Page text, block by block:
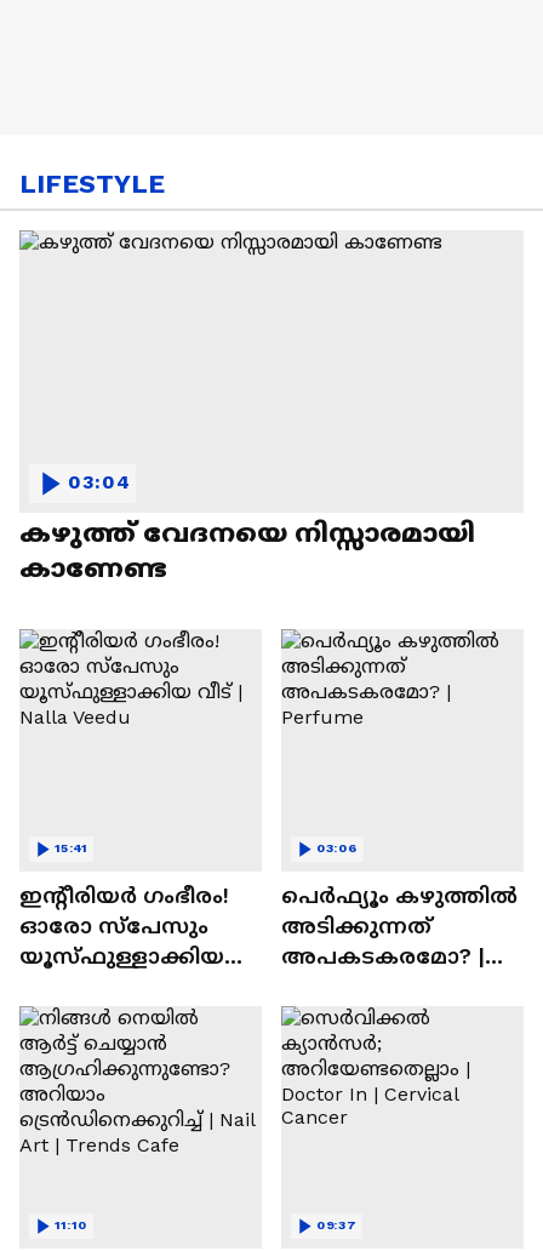
LIFESTYLE
കഴുത്ത് വേദനയെ നിസ്സാരമായി
കാണേണ്ട
03:04
ഇന്റീരിയർ ഗംഭീരം!
ഓരോ സ്‌പേസും
യൂസ്ഫുള്ളാക്കിയ
15:41
പെർഫ്യൂം കഴുത്തിൽ
അടിക്കുന്നത്
അപകടകരമോ? |
03:06
11:10 09:37